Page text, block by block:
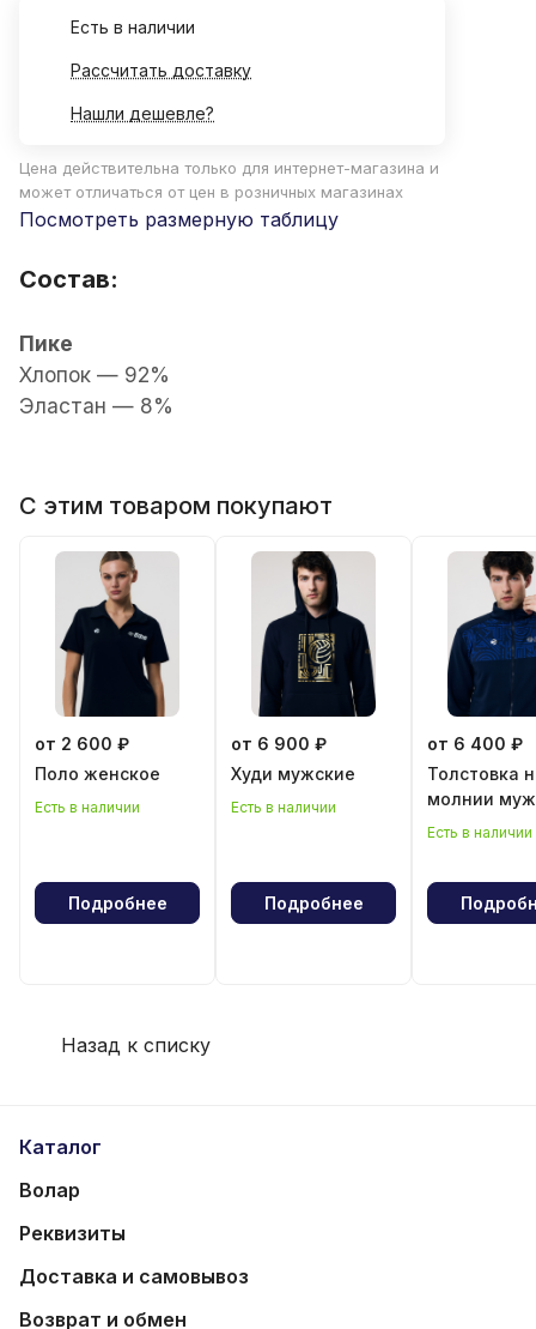
Есть в наличии
Рассчитать доставку
Нашли дешевле?
Цена действительна только для интернет-магазина и
может отличаться от цен в розничных магазинах
Посмотреть размерную таблицу
Состав:
Пике
Хлопок — 92%
Эластан — 8%
С этим товаром покупают
от 2 600 ₽
Поло женскoe
Есть в наличии
Подробнее
от 6 900 ₽
Худи мужские
Есть в наличии
Подробнее
от 6 400 ₽
Толстовка
молнии
Есть в наличии
Назад к списку
Каталог
Волар
Реквизиты
Доставка и самовывоз
Возврат и обмен